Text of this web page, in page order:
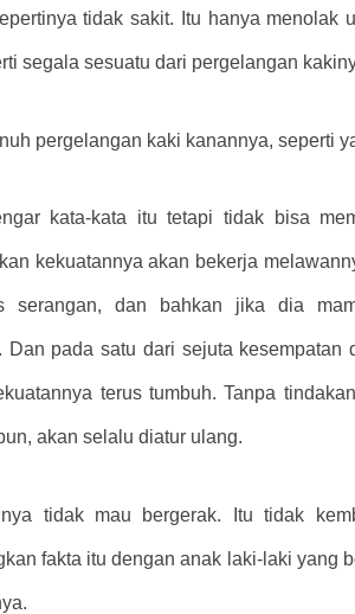
tidak sakit. Itu hanya
segala sesuatu dari pergelangan
pergelangan kaki kanannya, seperti
kata-kata itu tetapi tidak bisa
kekuatannya akan bekerja
serangan, dan bahkan jika dia
Dan pada satu dari sejuta
terus tumbuh. Tanpa
akan selalu diatur ulang.
tidak mau bergerak. Itu tidak
fakta itu dengan anak laki-laki yang